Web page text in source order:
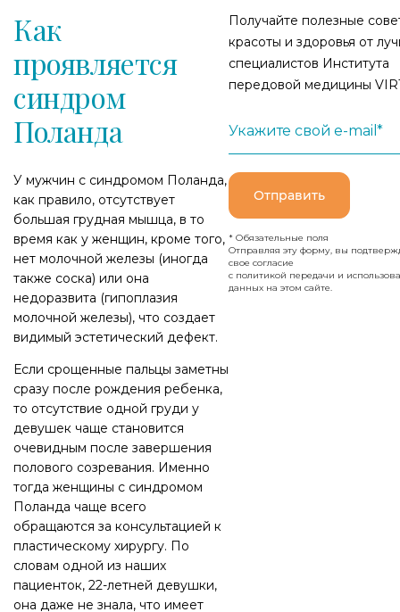
Как
проявляется
синдром
Поланда
У мужчин с синдромом Поланда,
как правило, отсутствует
большая грудная мышца, в то
время как у женщин, кроме того,
нет молочной железы (иногда
также соска) или она
недоразвита (гипоплазия
молочной железы), что создает
видимый эстетический дефект.
Если срощенные пальцы заметны
сразу после рождения ребенка,
то отсутствие одной груди у
девушек чаще становится
очевидным после завершения
полового созревания. Именно
тогда женщины с синдромом
Поланда чаще всего
обращаются за консультацией к
пластическому хирургу. По
словам одной из наших
пациенток, 22-летней девушки,
она даже не знала, что имеет
Получайте полезные
красоты и здоровья от
специалистов Института
передовой медицины
Укажите свой e-mail*
Отправить
* Обязательные поля
Отправляя эту форму, вы
свое согласие
с политикой передачи и
данных на этом сайте.